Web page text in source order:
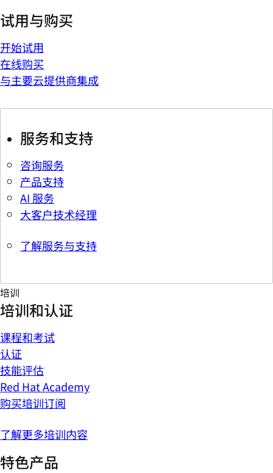
试用与购买
开始试用
在线购买
与主要云提供商集成
服务和支持
咨询服务
产品支持
AI 服务
大客户技术经理
了解服务与支持
培训
培训和认证
课程和考试
认证
技能评估
Red Hat Academy
购买培训订阅
了解更多培训内容
特色产品